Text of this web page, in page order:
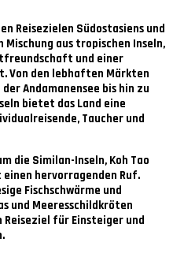
Reisezielen Südostasiens und
aus tropischen Inseln,
und einer
Von den lebhaften Märkten
Andamanensee bis hin zu
bietet das Land eine
Taucher und
die Similan-Inseln, Koh Tao
hervorragenden Ruf.
Fischschwärme und
und Meeresschildkröten
Reiseziel für Einsteiger und